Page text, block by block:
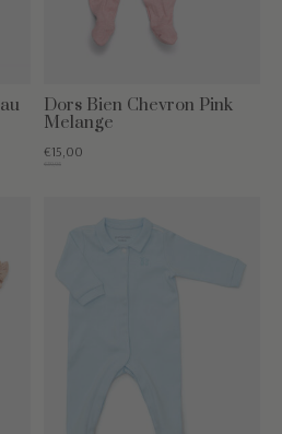
Dors Bien Chevron Pink
Melange
€15,00
€39,95